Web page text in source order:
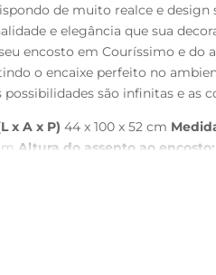
de muito realce e design
e elegância que sua
encosto em Couríssimo e do
o encaixe perfeito no
são infinitas e as
x A x P) 44 x 100 x 52 cm
Altura do assento ao encosto: